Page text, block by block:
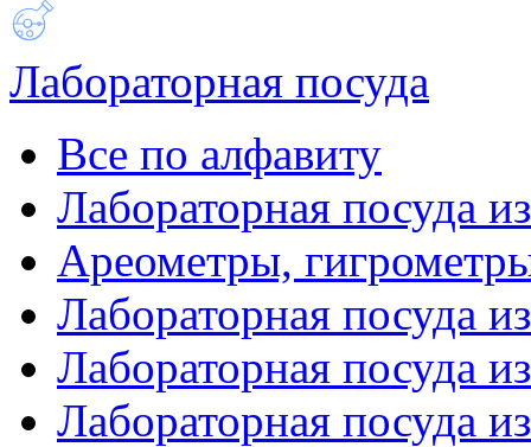
Лабораторная посуда
Все по алфавиту
Лабораторная посуда
Ареометры,
Лабораторная посуда
Лабораторная посуда
Лабораторная посуда